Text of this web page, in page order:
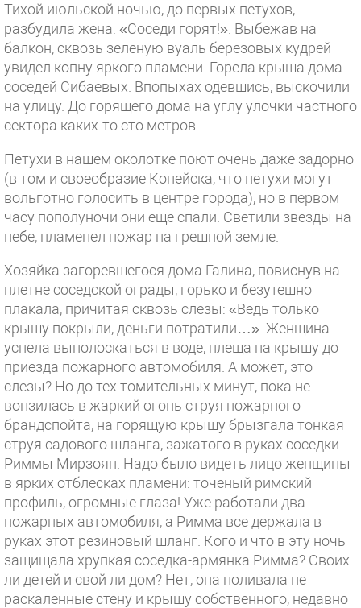
Тихой июльской ночью, до первых петухов,
разбудила жена: «Соседи горят!». Выбежав на
балкон, сквозь зеленую вуаль березовых кудрей
увидел копну яркого пламени. Горела крыша дома
соседей Сибаевых. Впопыхах одевшись, выскочили
на улицу. До горящего дома на углу улочки частного
сектора каких-то сто метров.
Петухи в нашем околотке поют очень даже задорно
(в том и своеобразие Копейска, что петухи могут
вольготно голосить в центре города), но в первом
часу пополуночи они еще спали. Светили звезды на
небе, пламенел пожар на грешной земле.
Хозяйка загоревшегося дома Галина, повиснув на
плетне соседской ограды, горько и безутешно
плакала, причитая сквозь слезы: «Ведь только
крышу покрыли, деньги потратили…». Женщина
успела выполоскаться в воде, плеща на крышу до
приезда пожарного автомобиля. А может, это
слезы? Но до тех томительных минут, пока не
вонзилась в жаркий огонь струя пожарного
брандспойта, на горящую крышу брызгала тонкая
струя садового шланга, зажатого в руках соседки
Риммы Мирзоян. Надо было видеть лицо женщины
в ярких отблесках пламени: точеный римский
профиль, огромные глаза! Уже работали два
пожарных автомобиля, а Римма все держала в
руках этот резиновый шланг. Кого и что в эту ночь
защищала хрупкая соседка-армянка Римма? Своих
ли детей и свой ли дом? Нет, она поливала не
раскаленные стену и крышу собственного, недавно